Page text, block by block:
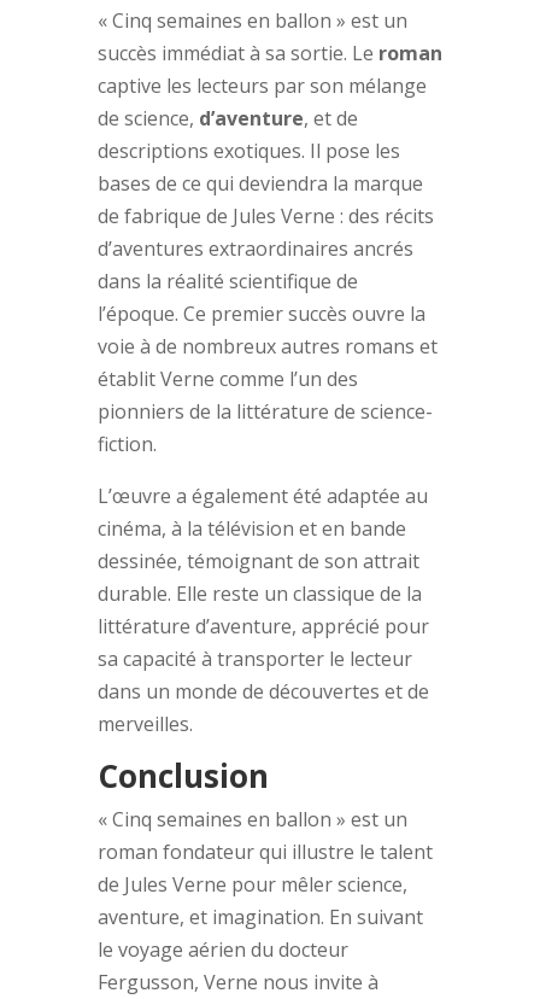
« Cinq semaines en ballon » est un
succès immédiat à sa sortie. Le roman
captive les lecteurs par son mélange
de science, d’aventure, et de
descriptions exotiques. Il pose les
bases de ce qui deviendra la marque
de fabrique de Jules Verne : des récits
d’aventures extraordinaires ancrés
dans la réalité scientifique de
l’époque. Ce premier succès ouvre la
voie à de nombreux autres romans et
établit Verne comme l’un des
pionniers de la littérature de science-
fiction.
L’œuvre a également été adaptée au
cinéma, à la télévision et en bande
dessinée, témoignant de son attrait
durable. Elle reste un classique de la
littérature d’aventure, apprécié pour
sa capacité à transporter le lecteur
dans un monde de découvertes et de
merveilles.
Conclusion
« Cinq semaines en ballon » est un
roman fondateur qui illustre le talent
de Jules Verne pour mêler science,
aventure, et imagination. En suivant
le voyage aérien du docteur
Fergusson, Verne nous invite à